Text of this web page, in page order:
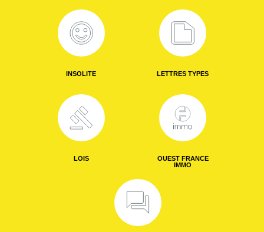
INSOLITE LETTRES TYPES
LOIS
OUEST FRANCE
IMMO